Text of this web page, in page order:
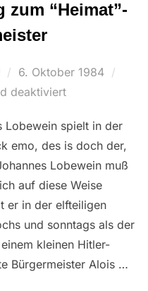
zum “Heimat”-
Veröffentlicht
am
6. Oktober 1984
deaktiviert
Lobewein spielt in der
emo, des is doch der,
Lobewein muß
auf diese Weise
er in der elfteiligen
und sonntags als der
kleinen Hitler-
Bürgermeister Alois …